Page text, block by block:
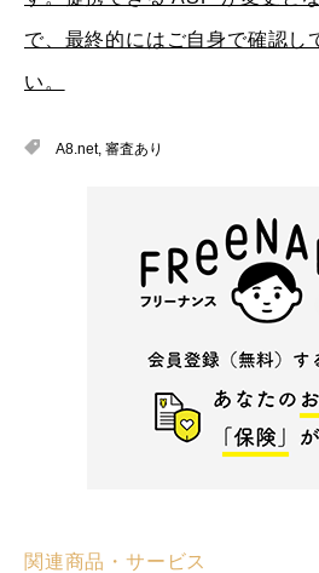
で、最終的にはご自身で確認し
い。
A8.net, 審査あり
関連商品・サービス